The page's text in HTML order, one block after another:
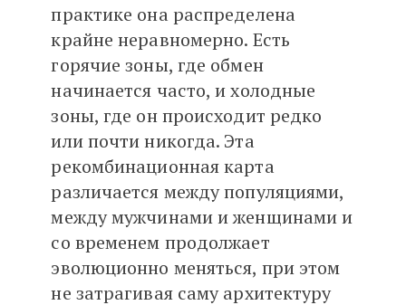
практике она распределена
крайне неравномерно. Есть
горячие зоны, где обмен
начинается часто, и холодные
зоны, где он происходит редко
или почти никогда. Эта
рекомбинационная карта
различается между популяциями,
между мужчинами и женщинами и
со временем продолжает
эволюционно меняться, при этом
не затрагивая саму архитектуру